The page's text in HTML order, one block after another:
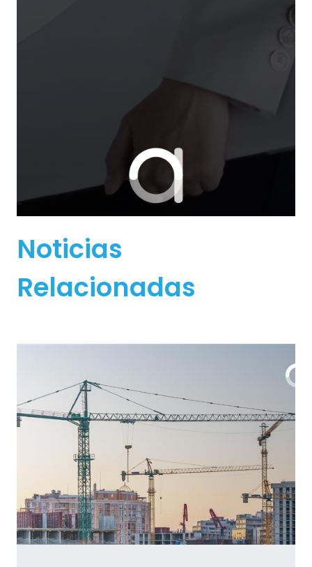
Noticias
Relacionadas